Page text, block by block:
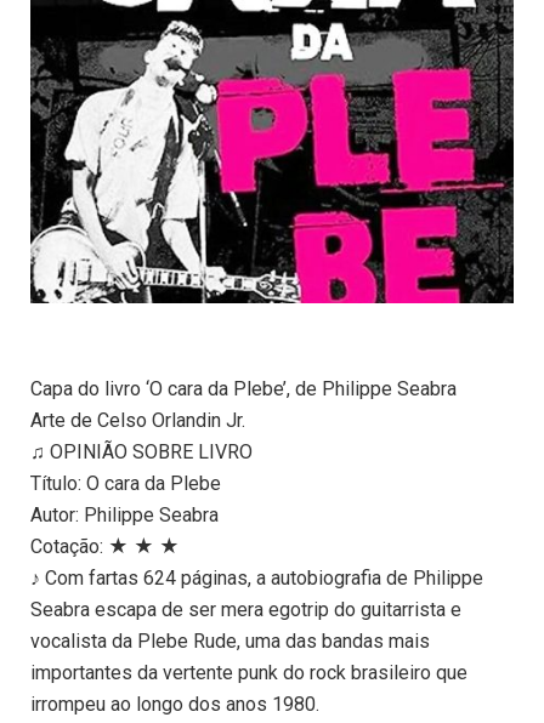
Capa do livro ‘O cara da Plebe’, de Philippe Seabra
Arte de Celso Orlandin Jr.
♫ OPINIÃO SOBRE LIVRO
Título: O cara da Plebe
Autor: Philippe Seabra
Cotação: ★ ★ ★
♪ Com fartas 624 páginas, a autobiografia de Philippe
Seabra escapa de ser mera egotrip do guitarrista e
vocalista da Plebe Rude, uma das bandas mais
importantes da vertente punk do rock brasileiro que
irrompeu ao longo dos anos 1980.